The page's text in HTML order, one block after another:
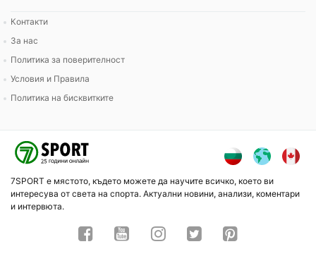
Контакти
За нас
Политика за поверителност
Условия и Правила
Политика на бисквитките
7SPORT е мястото, където можете да научите всичко, което ви
интересува от света на спорта. Актуални новини, анализи, коментари
и интервюта.